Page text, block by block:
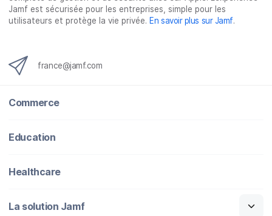
Jamf est sécurisée pour les entreprises, simple pour les
utilisateurs et protège la vie privée. En savoir plus sur Jamf.
france@jamf.com
Commerce
Education
Healthcare
La solution Jamf